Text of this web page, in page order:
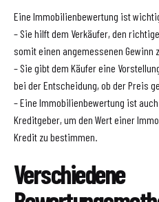
Eine Immobilienbewertung ist
– Sie hilft dem Verkäufer, den
somit einen angemessenen Gewinn
– Sie gibt dem Käufer eine
bei der Entscheidung, ob der Preis
– Eine Immobilienbewertung ist
Kreditgeber, um den Wert einer
Kredit zu bestimmen.
Verschiedene